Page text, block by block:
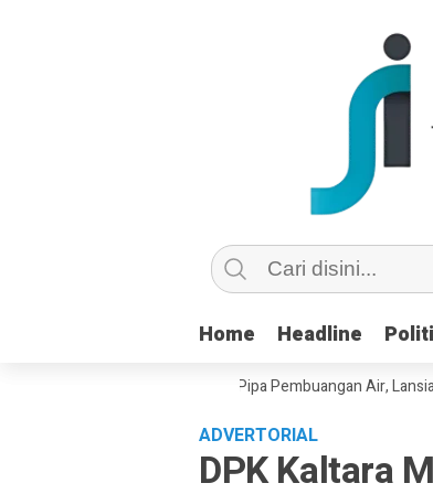
Home Headline
Home Headline
dan Masuk Saluran Pipa Pembuangan Air, Lansia di
ADVERTORIAL
DPK Kaltara